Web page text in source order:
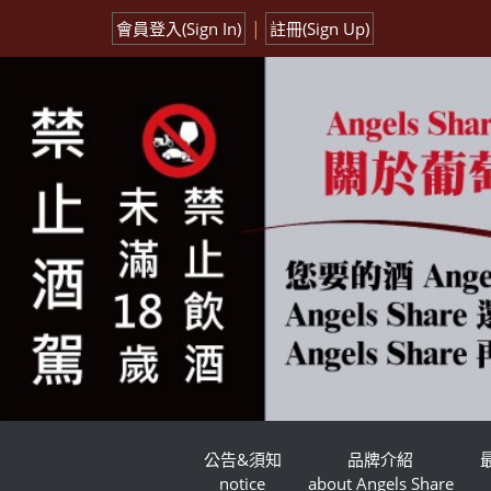
會員登入(Sign In) | 註冊(Sign Up)
公告&須知
notice
品牌介紹
about Angels Share